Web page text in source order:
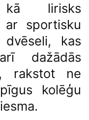
lirisks
ar sportisku
kas
dažādās
rakstot ne
kolēģu